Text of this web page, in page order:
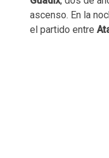
ascenso. En la
el partido entre